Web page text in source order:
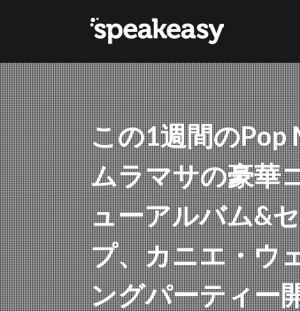
この1週間のPop
ムラマサの豪華
ューアルバム&
プ、カニエ・ウ
ングパーティー